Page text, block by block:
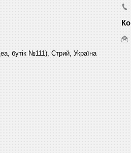
бутік №111), Стрий, Україна